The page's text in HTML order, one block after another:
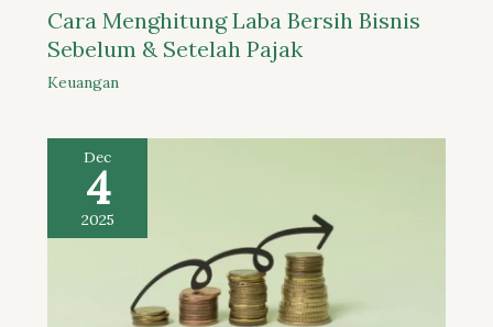
Cara Menghitung Laba Bersih Bisnis
Sebelum & Setelah Pajak
Keuangan
Dec
4
2025